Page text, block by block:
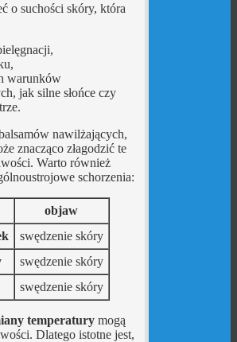
o suchości skóry, która
warunków
jak silne słońce czy
nawilżających,
znacząco złagodzić te
Warto również
schorzenia:
objaw
swędzenie skóry
swędzenie skóry
swędzenie skóry
temperaturymogą
Dlatego istotne jest,